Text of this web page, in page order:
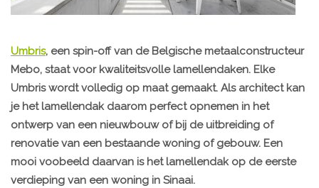
Umbris, een spin-off van de Belgische metaalconstructeur
Mebo, staat voor kwaliteitsvolle lamellendaken. Elke
Umbris wordt volledig op maat gemaakt. Als architect kan
je het lamellendak daarom perfect opnemen in het
ontwerp van een nieuwbouw of bij de uitbreiding of
renovatie van een bestaande woning of gebouw. Een
mooi voobeeld daarvan is het lamellendak op de eerste
verdieping van een woning in Sinaai.